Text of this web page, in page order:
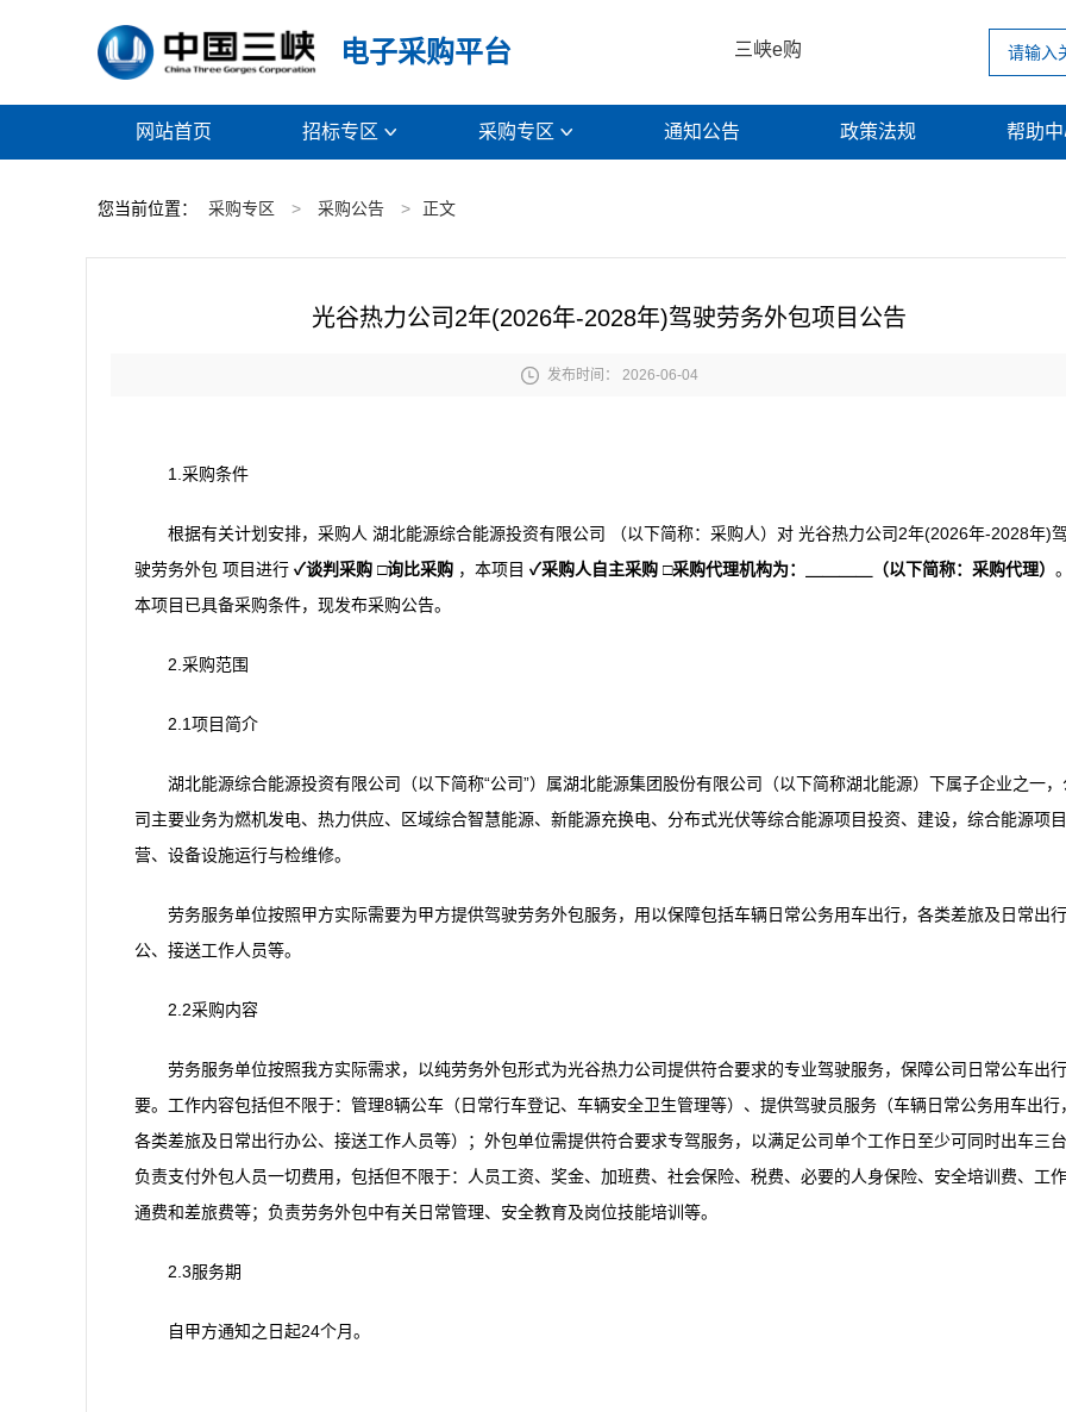
电子采购平台 三峡e购
网站首页 招标专区  采购专区  通知公告 政策法规 帮助
您当前位置： 采购专区 > 采购公告 > 正文
光谷热力公司2年(2026年-2028年)驾驶劳务外包项目公告
 发布时间： 2026-06-04
1.采购条件
根据有关计划安排，采购人 湖北能源综合能源投资有限公司 （以下简称：采购人）对 光谷热力公司2年(2026年-2028年)
驶劳务外包 项目进行 ✓谈判采购 □询比采购 ，本项目 ✓采购人自主采购 □采购代理机构为：＿＿＿＿ （以下简称：采购代理）
本项目已具备采购条件，现发布采购公告。
2.采购范围
2.1项目简介
湖北能源综合能源投资有限公司（以下简称“公司”）属湖北能源集团股份有限公司（以下简称湖北能源）下属子企业之一，
司主要业务为燃机发电、热力供应、区域综合智慧能源、新能源充换电、分布式光伏等综合能源项目投资、建设，综合能源项
营、设备设施运行与检维修。
劳务服务单位按照甲方实际需要为甲方提供驾驶劳务外包服务，用以保障包括车辆日常公务用车出行，各类差旅及日常出
公、接送工作人员等。
2.2采购内容
劳务服务单位按照我方实际需求，以纯劳务外包形式为光谷热力公司提供符合要求的专业驾驶服务，保障公司日常公车出
要。工作内容包括但不限于：管理8辆公车（日常行车登记、车辆安全卫生管理等）、提供驾驶员服务（车辆日常公务用车出行
各类差旅及日常出行办公、接送工作人员等）；外包单位需提供符合要求专驾服务，以满足公司单个工作日至少可同时出车三
负责支付外包人员一切费用，包括但不限于：人员工资、奖金、加班费、社会保险、税费、必要的人身保险、安全培训费、工
通费和差旅费等；负责劳务外包中有关日常管理、安全教育及岗位技能培训等。
2.3服务期
自甲方通知之日起24个月。